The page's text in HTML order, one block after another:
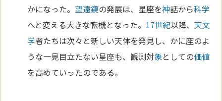
かになった。望遠鏡の発展は、星座を神話から科学
へと変える大きな転機となった。 17世紀以降、天文
学者たちは次々と新しい天体を発見し、かに座のよ
うな一見目立たない星座も、観測対象としての価値
を高めていったのである。